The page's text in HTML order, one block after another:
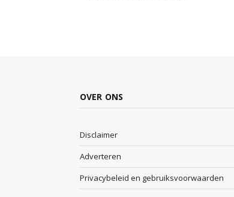
OVER ONS
Disclaimer
Adverteren
Privacybeleid en gebruiksvoorwaarden